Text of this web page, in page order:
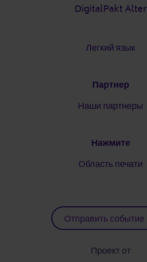
DigitalPakt Alter
Легкий язык
Партнер
Наши партнеры
Нажмите
Область печати
Отправить событие
Проект от